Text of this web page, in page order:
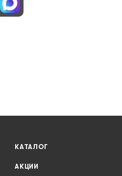
КАТАЛОГ
АКЦИИ